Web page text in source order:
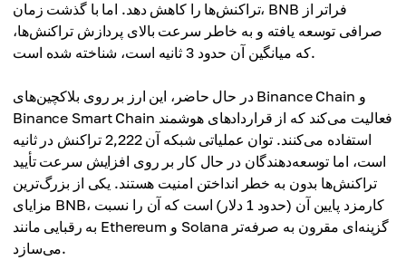
تراکنش‌ها را کاهش دهد. اما با گذشت زمان، BNB فراتر از
صرافی توسعه یافته و به خاطر سرعت بالای پردازش تراکنش‌ها،
که میانگین آن حدود 3 ثانیه است، شناخته شده است.
در حال حاضر، این ارز بر روی بلاکچین‌های Binance Chain و
Binance Smart Chain فعالیت می‌کند که از قراردادهای هوشمند
استفاده می‌کنند. توان عملیاتی شبکه آن 2,222 تراکنش در ثانیه
است، اما توسعه‌دهندگان در حال کار بر روی افزایش سرعت تأیید
تراکنش‌ها بدون به خطر انداختن امنیت هستند. یکی از بزرگ‌ترین
مزایای BNB، کارمزد پایین آن (حدود 1 دلار) است که آن را نسبت
به رقبایی مانند Ethereum و Solana گزینه‌ای مقرون به صرفه‌تر
می‌سازد.